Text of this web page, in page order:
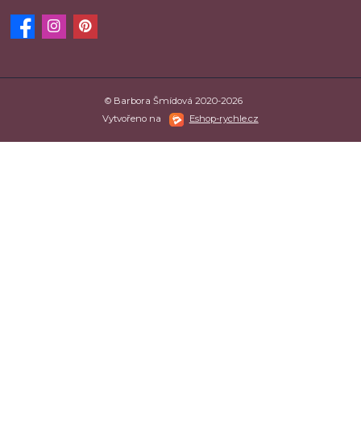
© Barbora Šmídová 2020-2026
Vytvořeno na
Eshop-rychle.cz